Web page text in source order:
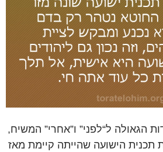
הגאולה ל“לפני” ו”אחרי” המשיח,
תכנית הישועה שהייתה קיימת מאז